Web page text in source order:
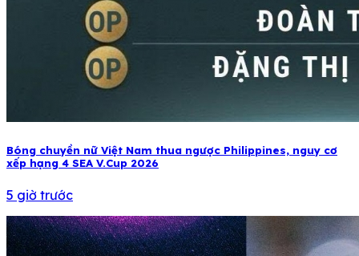
Bóng chuyền nữ Việt Nam thua ngược Philippines, nguy cơ
xếp hạng 4 SEA V.Cup 2026
5 giờ trước